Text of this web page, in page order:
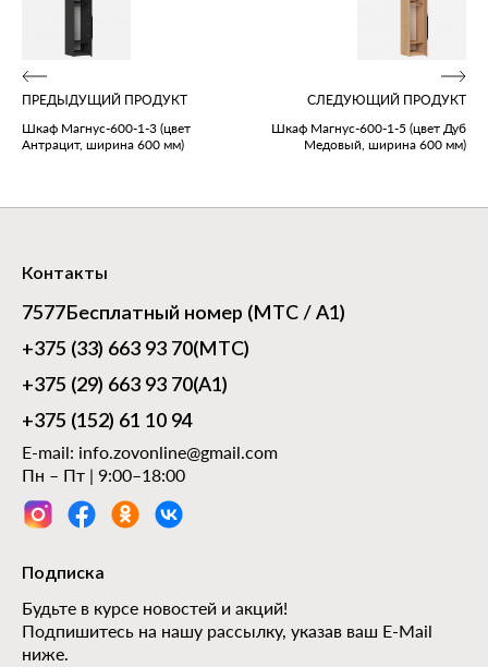
ПРЕДЫДУЩИЙ ПРОДУКТ
Шкаф Магнус‑600‑1‑3 (цвет
Антрацит, ширина 600 мм)
СЛЕДУЮЩИЙ ПРОДУКТ
Шкаф Магнус‑600‑1‑5 (цвет Дуб
Медовый, ширина 600 мм)
Контакты
7577 Бесплатный номер (МТС / А1)
+375 (33) 663 93 70(МТС)
+375 (29) 663 93 70(А1)
+375 (152) 61 10 94
E-mail: info.zovonline@gmail.com
Пн – Пт | 9:00–18:00
Подписка
Будьте в курсе новостей и акций!
Подпишитесь на нашу рассылку, указав ваш E-Mail
ниже.